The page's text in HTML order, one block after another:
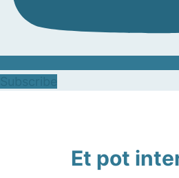
Et pot